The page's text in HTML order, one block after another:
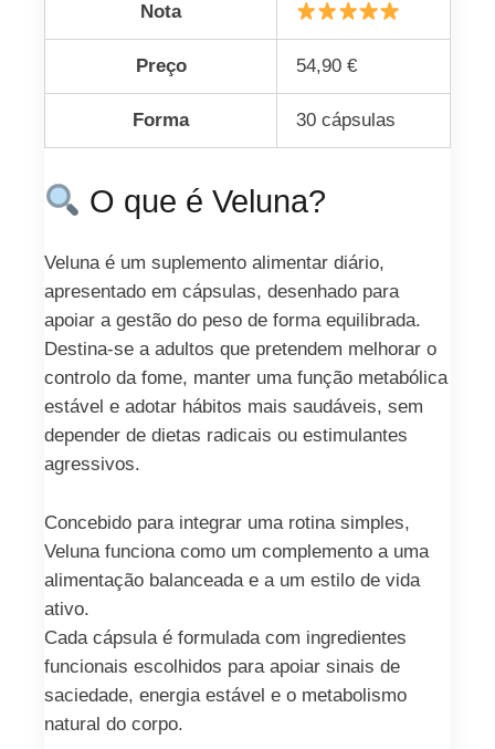
Nota
Preço 54,90 €
Forma 30 cápsulas
O que é Veluna?
Veluna é um suplemento alimentar diário,
apresentado em cápsulas, desenhado para
apoiar a gestão do peso de forma equilibrada.
Destina-se a adultos que pretendem melhorar o
controlo da fome, manter uma função metabólica
estável e adotar hábitos mais saudáveis, sem
depender de dietas radicais ou estimulantes
agressivos.
Concebido para integrar uma rotina simples,
Veluna funciona como um complemento a uma
alimentação balanceada e a um estilo de vida
ativo.
Cada cápsula é formulada com ingredientes
funcionais escolhidos para apoiar sinais de
saciedade, energia estável e o metabolismo
natural do corpo.